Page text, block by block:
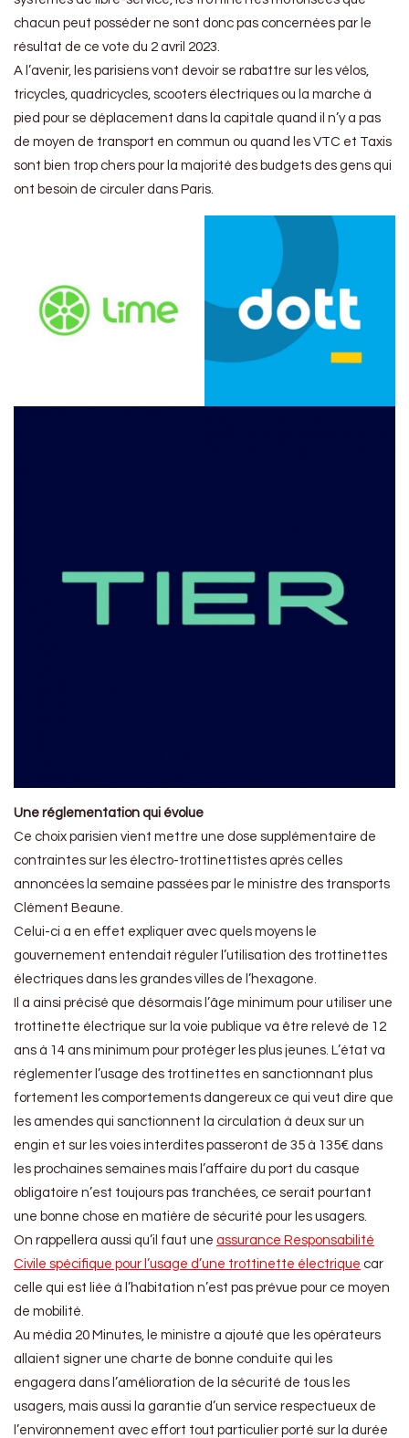
chacun peut posséder ne sont donc pas concernées par le
résultat de ce vote du 2 avril 2023.
A l’avenir, les parisiens vont devoir se rabattre sur les vélos,
tricycles, quadricycles, scooters électriques ou la marche à
pied pour se déplacement dans la capitale quand il n’y a pas
de moyen de transport en commun ou quand les VTC et Taxis
sont bien trop chers pour la majorité des budgets des gens qui
ont besoin de circuler dans Paris.
Une réglementation qui évolue
Ce choix parisien vient mettre une dose supplémentaire de
contraintes sur les électro-trottinettistes après celles
annoncées la semaine passées par le ministre des transports
Clément Beaune.
Celui-ci a en effet expliquer avec quels moyens le
gouvernement entendait réguler l’utilisation des trottinettes
électriques dans les grandes villes de l’hexagone.
Il a ainsi précisé que désormais l’âge minimum pour utiliser une
trottinette électrique sur la voie publique va être relevé de 12
ans à 14 ans minimum pour protéger les plus jeunes. L’état va
réglementer l’usage des trottinettes en sanctionnant plus
fortement les comportements dangereux ce qui veut dire que
les amendes qui sanctionnent la circulation à deux sur un
engin et sur les voies interdites passeront de 35 à 135€ dans
les prochaines semaines mais l’affaire du port du casque
obligatoire n’est toujours pas tranchées, ce serait pourtant
une bonne chose en matière de sécurité pour les usagers.
On rappellera aussi qu’il faut une assurance Responsabilité
Civile spécifique pour l’usage d’une trottinette électrique car
celle qui est liée à l’habitation n’est pas prévue pour ce moyen
de mobilité.
Au média 20 Minutes, le ministre a ajouté que les opérateurs
allaient signer une charte de bonne conduite qui les
engagera dans l’amélioration de la sécurité de tous les
usagers, mais aussi la garantie d’un service respectueux de
l’environnement avec effort tout particulier porté sur la durée